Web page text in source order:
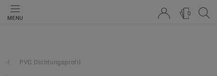
MENU
0
PVC Dichtungsprofil